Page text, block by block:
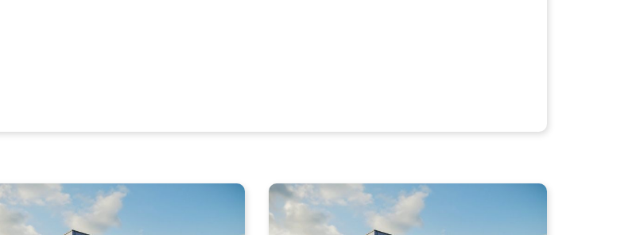
opportunité et prenez rendez-vous dès
aujourd’hui via corentin@igl.immo ou par
téléphone au +32 (0)2 378 04 44 –